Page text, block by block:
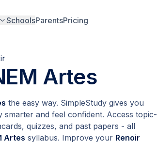
SchoolsParentsPricing
Artes
the easy way. SimpleStudy gives you
smarter and feel confident. Access topic-
quizzes, and past papers - all
Artes syllabus. Improve your Renoir